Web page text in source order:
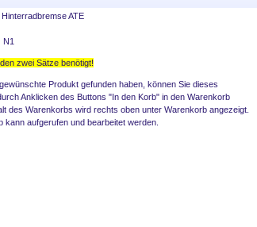
ATE
N1
zwei Sätze benötigt!
Produkt gefunden haben, können Sie dieses
Anklicken des Buttons "In den Korb" in den Warenkorb
des Warenkorbs wird rechts oben unter Warenkorb angezeigt.
kann aufgerufen und bearbeitet werden.